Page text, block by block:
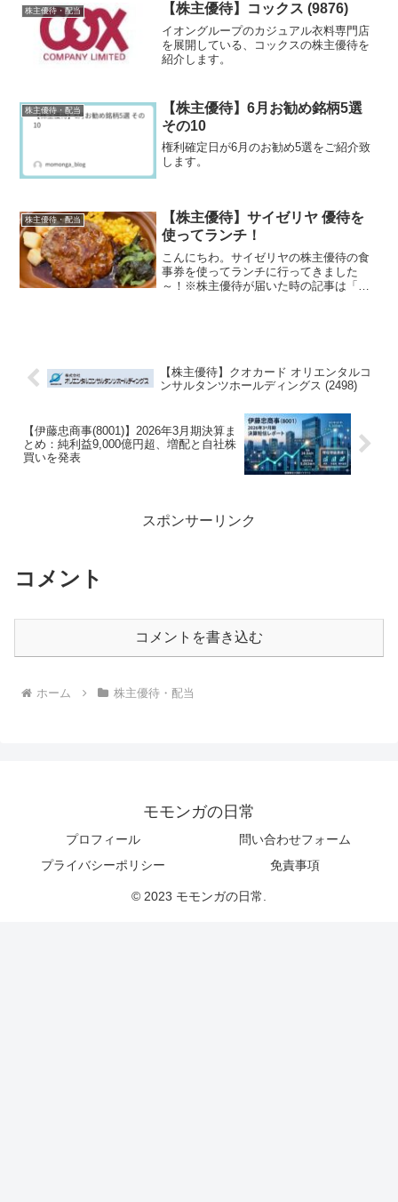
株主優待・配当 【株主優待】コックス (9876)
イオングループのカジュアル衣料専門店
を展開している、コックスの株主優待を
紹介します。
株主優待・配当
【株主優待】6月お勧め銘柄5選
その10
権利確定日が6月のお勧め5選をご紹介致
します。
株主優待・配当
【株主優待】サイゼリヤ 優待を
使ってランチ！
こんにちわ。サイゼリヤの株主優待の食
事券を使ってランチに行ってきました
～！※株主優待が届いた時の記事は「サ
【株主優待】クオカード オリエンタルコ
ンサルタンツホールディングス (2498)
【伊藤忠商事(8001)】2026年3月期決算ま
とめ：純利益9,000億円超、増配と自社株
買いを発表
スポンサーリンク
コメント
コメントを書き込む
ホーム 株主優待・配当
モモンガの日常
プロフィール
問い合わせフォーム
プライバシーポリシー
免責事項
© 2023 モモンガの日常.